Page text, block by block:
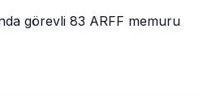
görevli 83 ARFF memuru